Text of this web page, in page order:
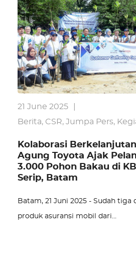
21 June 2025
Berita, CSR, Jumpa Pers,
Kolaborasi
Agung Toyota Ajak
3.000 Pohon Bakau di
Serip, Batam
Batam, 21 Juni 2025 - Sudah tiga
produk asuransi mobil dari…